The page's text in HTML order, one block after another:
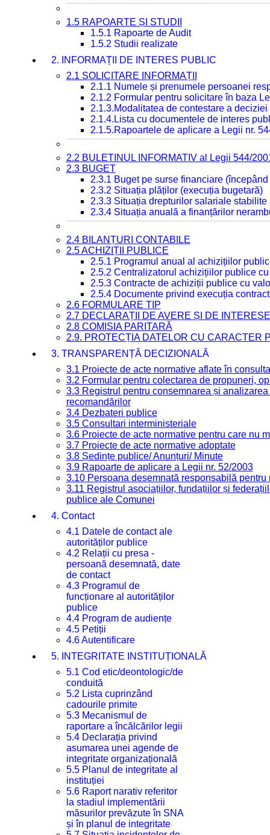
1.5 RAPOARTE ȘI STUDII
1.5.1 Rapoarte de Audit
1.5.2 Studii realizate
2. INFORMAȚII DE INTERES PUBLIC
2.1 SOLICITARE INFORMAȚII
2.1.1 Numele și prenumele persoanei
2.1.2 Formular pentru solicitare în baza
2.1.3.Modalitatea de contestare a
2.1.4.Lista cu documentele de interes
2.1.5.Rapoartele de aplicare a Legii nr.
2.2 BULETINUL INFORMATIV al Legii 544/
2.3 BUGET
2.3.1 Buget pe surse financiare
2.3.2 Situația plăților (execuția bugetară)
2.3.3 Situația drepturilor salariale
2.3.4 Situația anuală a finanțărilor
2.4 BILANȚURI CONTABILE
2.5 ACHIZIȚII PUBLICE
2.5.1 Programul anual al achizițiilor
2.5.2 Centralizatorul achizițiilor publice
2.5.3 Contracte de achiziții publice cu
2.5.4 Documente privind execuția
2.6 FORMULARE TIP
2.7 DECLARAȚII DE AVERE ȘI DE INTERESE
2.8 COMISIA PARITARĂ
2.9. PROTECȚIA DATELOR CU CARACTER
3. TRANSPARENȚĂ DECIZIONALĂ
3.1 Proiecte de acte normative aflate în
3.2 Formular pentru colectarea de propuneri,
3.3 Registrul pentru consemnarea și
recomandărilor
3.4 Dezbateri publice
3.5 Consultari interministeriale
3.6 Proiecte de acte normative pentru care nu
3.7 Proiecte de acte normative adoptate
3.8 Ședințe publice/ Anunțuri/ Minute
3.9 Rapoarte de aplicare a Legii nr. 52/2003
3.10 Persoana desemnată responsabilă
3.11 Registrul asociațiilor, fundațiilor și
publice ale Comunei
4. Contact
4.1 Datele de contact ale
autorităților publice
4.2 Relații cu presa -
persoană desemnată, date
de contact
4.3 Programul de
funcționare al autorităților
publice
4.4 Program de audiențe
4.5 Petiții
4.6 Autentificare
5. INTEGRITATE INSTITUȚIONALĂ
5.1 Cod etic/deontologic/de
conduită
5.2 Lista cuprinzând
cadourile primite
5.3 Mecanismul de
raportare a încălcărilor legii
5.4 Declarația privind
asumarea unei agende de
integritate organizațională
5.5 Planul de integritate al
instituției
5.6 Raport narativ referitor
la stadiul implementării
măsurilor prevăzute în SNA
și în planul de integritate